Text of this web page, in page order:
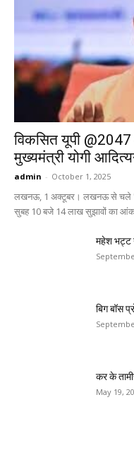
विकसित यूपी @2047
मुख्यमंत्री योगी
admin - October 1, 2025
लखनऊ, 1 अक्टूबर। लखनऊ से चले
सुबह 10 बजे 14 लाख सुझावों का
महेश भट्ट
बिग बॉस
कर के
May 19,